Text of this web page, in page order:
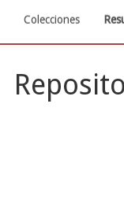
Colecciones